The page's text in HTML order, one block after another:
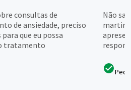
consultas de
de ansiedade, preciso
que eu possa
tratamento
Não